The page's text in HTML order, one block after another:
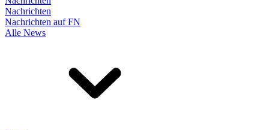
Nachrichten
Nachrichten auf FN
Alle News